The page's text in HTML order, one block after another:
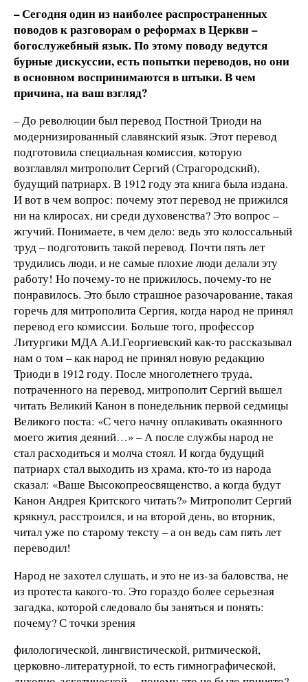
– Сегодня один из наиболее распространенных
поводов к разговорам о реформах в Церкви –
богослужебный язык. По этому поводу ведутся
бурные дискуссии, есть попытки переводов, но они
в основном воспринимаются в штыки. В чем
причина, на ваш взгляд?
– До революции был перевод Постной Триоди на
модернизированный славянский язык. Этот перевод
подготовила специальная комиссия, которую
возглавлял митрополит Сергий (Страгородский),
будущий патриарх. В 1912 году эта книга была издана.
И вот в чем вопрос: почему этот перевод не прижился
ни на клиросах, ни среди духовенства? Это вопрос –
жгучий. Понимаете, в чем дело: ведь это колоссальный
труд – подготовить такой перевод. Почти пять лет
трудились люди, и не самые плохие люди делали эту
работу! Но почему-то не прижилось, почему-то не
понравилось. Это было страшное разочарование, такая
горечь для митрополита Сергия, когда народ не принял
перевод его комиссии. Больше того, профессор
Литургики МДА А.И.Георгиевский как-то рассказывал
нам о том – как народ не принял новую редакцию
Триоди в 1912 году. После многолетнего труда,
потраченного на перевод, митрополит Сергий вышел
читать Великий Канон в понедельник первой седмицы
Великого поста: «С чего начну оплакивать окаянного
моего жития деяний…» – А после службы народ не
стал расходиться и молча стоял. И когда будущий
патриарх стал выходить из храма, кто-то из народа
сказал: «Ваше Высокопреосвященство, а когда будут
Канон Андрея Критского читать?» Митрополит Сергий
крякнул, расстроился, и на второй день, во вторник,
читал уже по старому тексту – а он ведь сам пять лет
переводил!
Народ не захотел слушать, и это не из-за баловства, не
из протеста какого-то. Это гораздо более серьезная
загадка, которой следовало бы заняться и понять:
почему? С точки зрения
филологической, лингвистической, ритмической,
церковно-литературной, то есть гимнографической,